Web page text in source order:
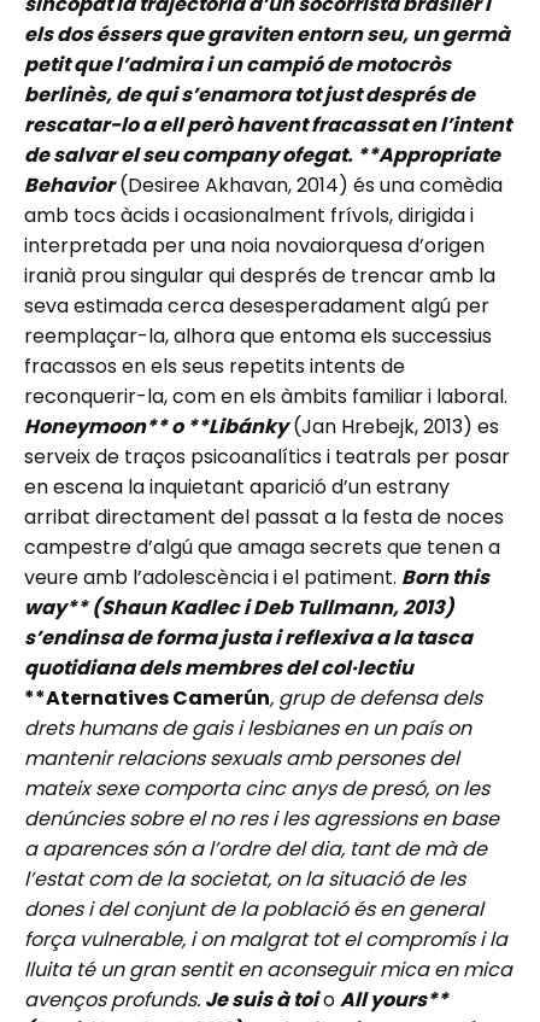
els dos éssers que graviten entorn seu, un germà
petit que l’admira i un campió de motocròs
berlinès, de qui s’enamora tot just després de
rescatar-lo a ell però havent fracassat en l’intent
de salvar el seu company ofegat. **Appropriate
Behavior(Desiree Akhavan, 2014) és una comèdia
amb tocs àcids i ocasionalment frívols, dirigida i
interpretada per una noia novaiorquesa d’origen
iranià prou singular qui després de trencar amb la
seva estimada cerca desesperadament algú per
reemplaçar-la, alhora que entoma els successius
fracassos en els seus repetits intents de
reconquerir-la, com en els àmbits familiar i laboral.
Honeymoon** o **Libánky(Jan Hrebejk, 2013) es
serveix de traços psicoanalítics i teatrals per posar
en escena la inquietant aparició d’un estrany
arribat directament del passat a la festa de noces
campestre d’algú que amaga secrets que tenen a
veure amb l’adolescència i el patiment. Born this
way** (Shaun Kadlec i Deb Tullmann, 2013)
s’endinsa de forma justa i reflexiva a la tasca
quotidiana dels membres del col·lectiu
**Aternatives Camerún, grup de defensa dels
drets humans de gais i lesbianes en un país on
mantenir relacions sexuals amb persones del
mateix sexe comporta cinc anys de presó, on les
denúncies sobre el no res i les agressions en base
a aparences són a l’ordre del dia, tant de mà de
l’estat com de la societat, on la situació de les
dones i del conjunt de la població és en general
força vulnerable, i on malgrat tot el compromís i la
lluita té un gran sentit en aconseguir mica en mica
avenços profunds. Je suis à toioAll yours**